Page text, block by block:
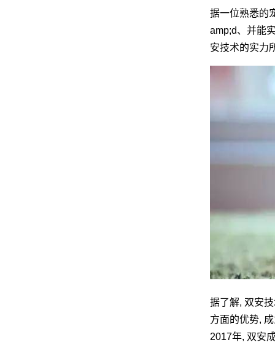
据一位熟悉的
amp;d、并能
安技术的实力
据了解, 双安
方面的优势,
2017年, 双安